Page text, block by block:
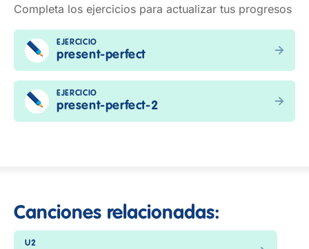
Completa los ejercicios para actualizar tus progresos
EJERCICIO
present-perfect
EJERCICIO
present-perfect-2
Canciones relacionadas:
U2